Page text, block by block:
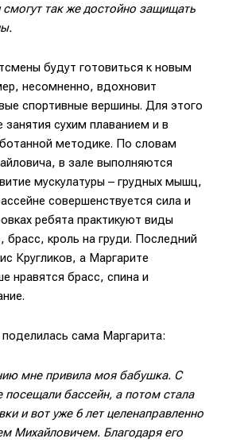
так же достойно защищать
будут готовиться к новым
несомненно, вдохновит
спортивные вершины. Для этого
сухим плаванием и в
методике. По словам
в зале выполняются
мускулатуры – грудных мышц,
совершенствуется сила и
ребята практикуют виды
брасс, кроль на груди. Последний
Кругликов, а Маргарите
нравятся брасс, спина и
сама Маргарита:
мне привила моя бабушка. С
посещали бассейн, а потом стала
и вот уже 6 лет целенаправленно
Михайловичем. Благодаря его